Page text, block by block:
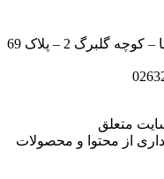
آدرس: کرج – میدان والفجر – خیابان یکتا – کوچه گلبرگ 2 – پلاک 69
محتوا و محصولات